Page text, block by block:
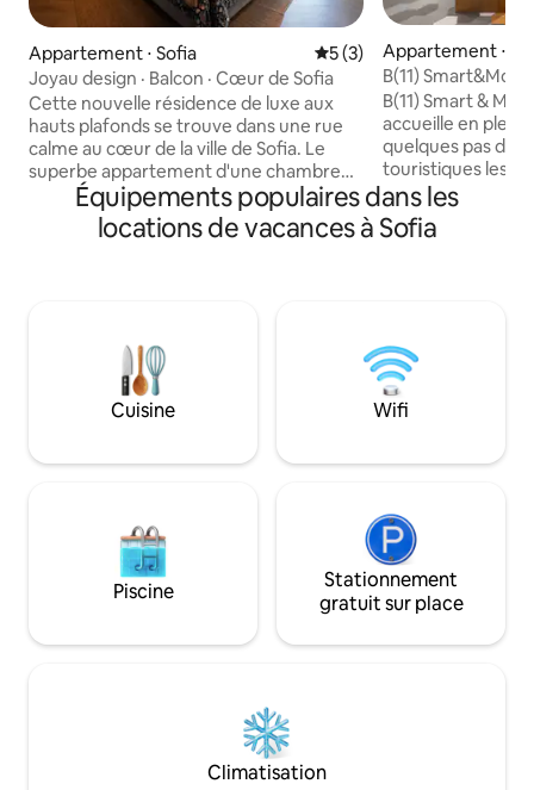
Appartement ⋅ Sofia Évaluation moyenne sur
5 (3)
Joyau design · Balcon · Cœur de Sofia
Cette nouvelle résidence de luxe aux
hauts plafonds se trouve dans une rue
calme au cœur de la ville de Sofia. Le
superbe appartement d'une chambre
dispose de plafonds de quatre mètres,
d'une terrasse privée sur le toit avec vue
panoramique, d'une cuisine de chef en
lave-linge et un sèche-linge sont inclus.
Vous êtes à quelques pas des meilleurs
cafés, restaurants et sites culturels.
C'est le pied à terre idéal pour votre
Appartement ⋅
B(11)
Central/Parking
B(11) Smart &
accueille en plein
quelques pas des
touristiques les
endroits où il faut
personnellement
œuvre chaque
équipements de
sélection de café
parking
disposition
tracas.
Équipements populaires dans les
locations de vacances à Sofia
Cuisine Wifi
Piscine
Stationnement
gratuit sur place
Climatisation